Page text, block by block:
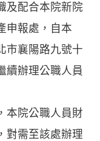
配合本院新院
申報處，自本
市襄陽路九號十
續辦理公職人員
院公職人員財
對需至該處辦理